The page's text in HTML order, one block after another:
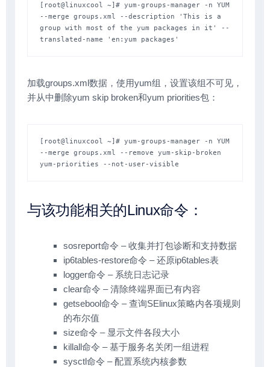
[root@linuxcool ~]# yum-groups-manager -n YUM
--merge groups.xml --description 'This is a
group with most of the yum packages in it' --
translated-name 'en:yum packages'
加载groups.xml数据，使用yum组，设置该组不可见，
并从中删除yum skip broken和yum priorities包：
[root@linuxcool ~]# yum-groups-manager -n YUM
--merge groups.xml --remove yum-skip-broken
yum-priorities --not-user-visible
与该功能相关的Linux命令：
sosreport命令 – 收集并打包诊断和支持数据
ip6tables-restore命令 – 还原ip6tables表
logger命令 – 系统日志记录
clear命令 – 清除终端界面已有内容
getsebool命令 – 查询SElinux策略内各项规则
的布尔值
size命令 – 显示文件各段大小
killall命令 – 基于服务名关闭一组进程
sysctl命令 – 配置系统内核参数